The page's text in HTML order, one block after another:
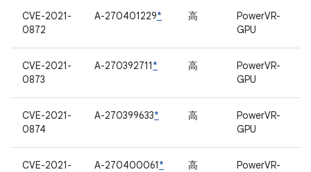
CVE-2021-
0872
A-270401229* 高
PowerVR-
GPU
CVE-2021-
0873
A-270392711* 高
PowerVR-
GPU
CVE-2021-
0874
A-270399633* 高
PowerVR-
GPU
CVE-2021-
A-270400061* 高
PowerVR-